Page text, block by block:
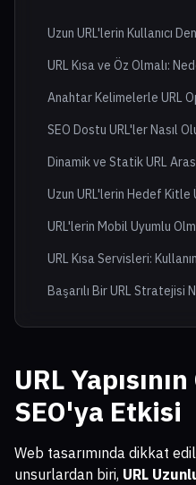
Uzun URL'lerin Kullanıcı
URL Kısa ve Öz Olmalı:
Anahtar Kelimelerle URL
SEO Dostu URL'ler Nasıl
Dinamik ve Statik URL
Uzun URL'lerin Hedef Kitle
URL'lerin Mobil Uyumlu
URL Kısa Servisleri:
Başarılı Bir URL Stratejisi
URL
SEO'ya Etkisi
Web tasarımında dikkat
unsurlardan biri, URL